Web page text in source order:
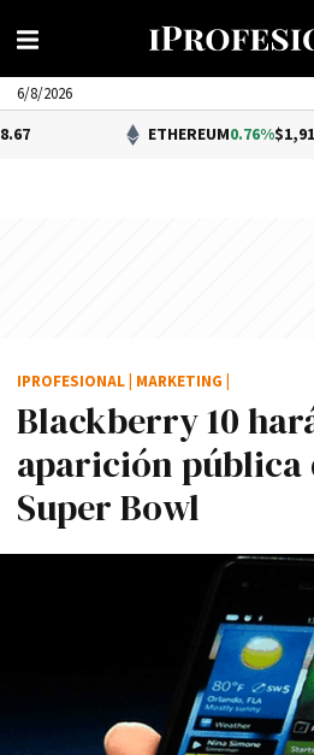
6/8/2026
ETHEREUM0.76%$1,912.00
Blackberry 10
aparición pública
Super Bowl
IPROFESIONAL MARKETING